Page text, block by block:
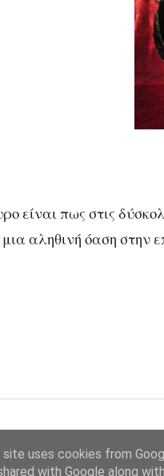
είναι πως στις
αληθινή όαση στην
site uses cookies from
with Google along